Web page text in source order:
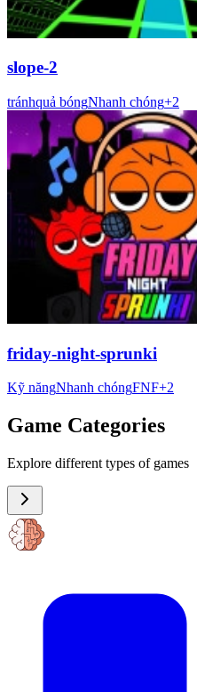
slope-2
tránhquả bóngNhanh chóng+2
friday-night-sprunki
Kỹ năngNhanh chóngFNF+2
Game Categories
Explore different types of games